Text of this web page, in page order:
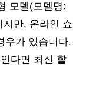
모델(모델명:
지만, 온라인 쇼
우가 있습니다.
다면 최신 할